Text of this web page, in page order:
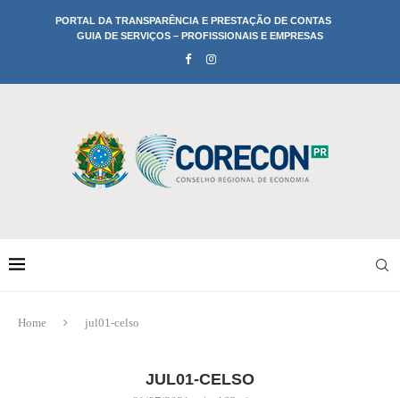
PORTAL DA TRANSPARÊNCIA E PRESTAÇÃO DE CONTAS
GUIA DE SERVIÇOS – PROFISSIONAIS E EMPRESAS
Home jul01-celso
JUL01-CELSO